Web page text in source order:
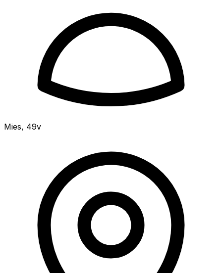
Mies, 49v